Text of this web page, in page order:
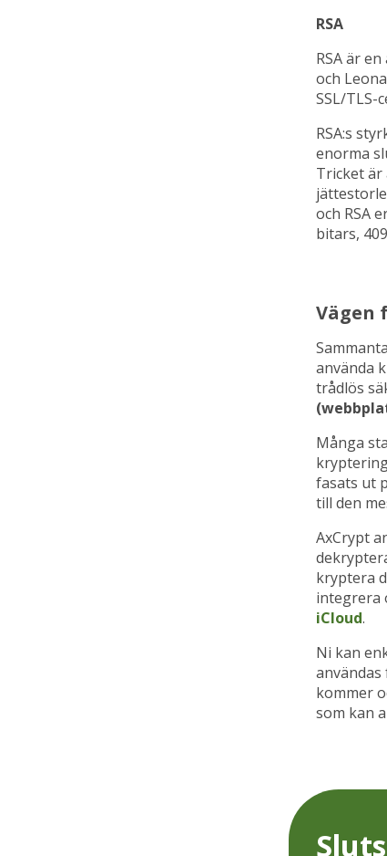
RSA
RSA är
och
SSL/
RSA:s
enorma
Tricket
och RSA
bitars,
Vägen
använda
trådlös
Många
fasats ut
till den
AxCrypt
kryptera
integrera
iCloud.
Ni kan
kommer
som kan